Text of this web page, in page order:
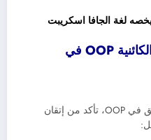
نصائح فعالة لتعلم البرمجة الكائنية OOP في
فهم الأساسيات أولًا وذلك قبل التعمق في OOP، تأكد من إتقان